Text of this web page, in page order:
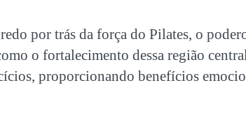
por trás da força do Pilates, o
o fortalecimento dessa região
proporcionando benefícios